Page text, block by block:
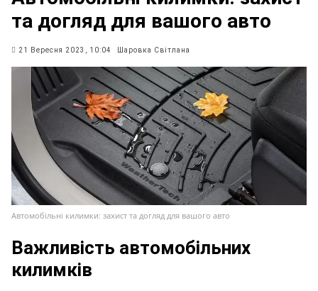
та догляд для вашого авто
21 Вересня 2023, 10:04 Шаровка Світлана
Автомобільні килимки: захист та догляд для вашого авто
Важливість автомобільних
килимків